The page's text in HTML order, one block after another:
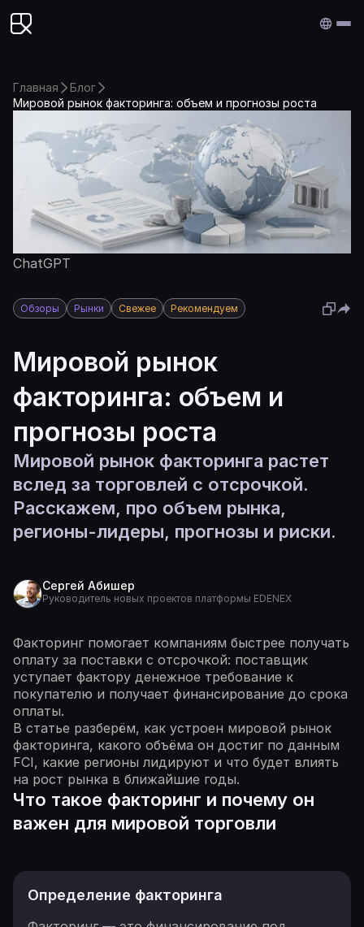
Edenex
Главная
Блог
Мировой рынок факторинга: объем и прогнозы роста
ChatGPT
Обзоры Рынки Свежее Рекомендуем
Мировой рынок
факторинга: объем и
прогнозы роста
Мировой рынок факторинга растет
вслед за торговлей с отсрочкой.
Расскажем, про объем рынка,
регионы-лидеры, прогнозы и риски.
Сергей Абишер
Руководитель новых проектов платформы EDENEX
Факторинг помогает компаниям быстрее получать
оплату за поставки с отсрочкой: поставщик
уступает фактору денежное требование к
покупателю и получает финансирование до срока
оплаты.
В статье разберём, как устроен мировой рынок
факторинга, какого объёма он достиг по данным
FCI, какие регионы лидируют и что будет влиять
на рост рынка в ближайшие годы.
Что такое факторинг и почему он
важен для мировой торговли
Определение факторинга